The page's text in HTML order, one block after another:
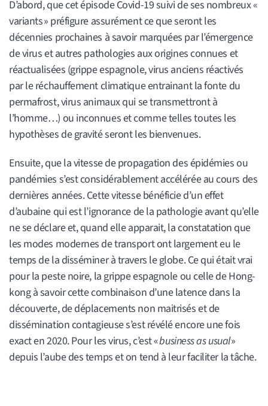
D’abord, que cet épisode Covid-19 suivi de ses nombreux «
variants » préfigure assurément ce que seront les
décennies prochaines à savoir marquées par l’émergence
de virus et autres pathologies aux origines connues et
réactualisées (grippe espagnole, virus anciens réactivés
par le réchauffement climatique entrainant la fonte du
permafrost, virus animaux qui se transmettront à
l’homme…) ou inconnues et comme telles toutes les
hypothèses de gravité seront les bienvenues.
Ensuite, que la vitesse de propagation des épidémies ou
pandémies s’est considérablement accélérée au cours des
dernières années. Cette vitesse bénéficie d’un effet
d’aubaine qui est l’ignorance de la pathologie avant qu’elle
ne se déclare et, quand elle apparait, la constatation que
les modes modernes de transport ont largement eu le
temps de la disséminer à travers le globe. Ce qui était vrai
pour la peste noire, la grippe espagnole ou celle de Hong-
kong à savoir cette combinaison d’une latence dans la
découverte, de déplacements non maitrisés et de
dissémination contagieuse s’est révélé encore une fois
exact en 2020. Pour les virus, c’est «business as usual»
depuis l’aube des temps et on tend à leur faciliter la tâche.